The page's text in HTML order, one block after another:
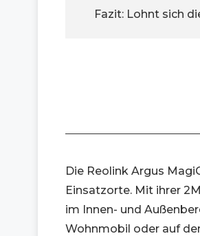
Fazit: Lohnt sich
Die Reolink Argus
Einsatzorte. Mit ihrer
im Innen- und
Wohnmobil oder auf